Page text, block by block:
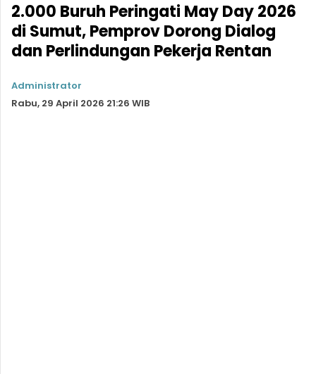
2.000 Buruh Peringati May Day 2026
di Sumut, Pemprov Dorong Dialog
dan Perlindungan Pekerja Rentan
Administrator
Rabu, 29 April 2026 21:26 WIB